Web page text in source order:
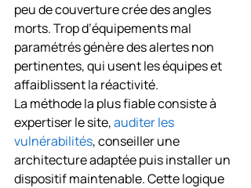
peu de couverture crée des angles
morts. Trop d’équipements mal
paramétrés génère des alertes non
pertinentes, qui usent les équipes et
affaiblissent la réactivité.
La méthode la plus fiable consiste à
expertiser le site, auditer les
vulnérabilités, conseiller une
architecture adaptée puis installer un
dispositif maintenable. Cette logique